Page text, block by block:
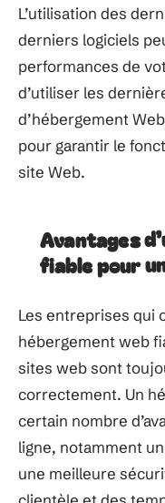
L’utilisation des
derniers logiciels
performances de
d’utiliser les
d’hébergement
pour garantir le
site Web.
Avantages
fiable pour
Les entreprises qui
hébergement web
sites web sont
correctement. Un
certain nombre
ligne, notamment
une meilleure